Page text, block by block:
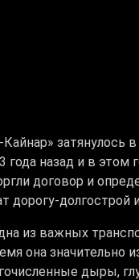
затянулось
года назад и в
договор и
дорогу-долгострой
из важных
она значительно
дыры,